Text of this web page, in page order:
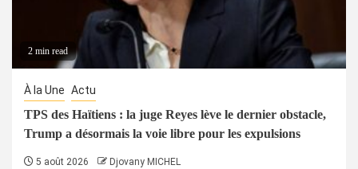
2 min read
À la Une Actu
TPS des Haïtiens : la juge Reyes lève le dernier obstacle,
Trump a désormais la voie libre pour les expulsions
5 août 2026 Djovany MICHEL